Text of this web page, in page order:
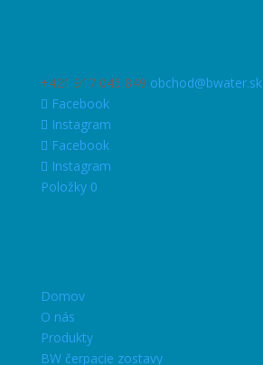
+421 917 045 849 obchod@bwater.sk
Facebook
Instagram
Facebook
Instagram
Položky 0
Domov
O nás
Produkty
BW čerpacie zostavy